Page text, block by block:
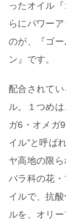
ったオイル
らにパワー
のが、『ゴ
ン』です。
配合されて
ル。１つめ
ガ6・オメガ
イル”と呼ば
ヤ高地の限
バラ科の花
イルで、抗
ルを、オリ